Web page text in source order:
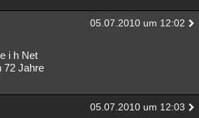
05.07.2010 um 12:02
i h Net
72 Jahre
05.07.2010 um 12:03